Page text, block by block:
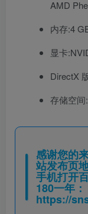
AMD
内存:4
显卡
DirectX
存储空
感谢您的
站发布页
手机打开
180一年：
https://